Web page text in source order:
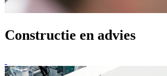
Constructie en advies